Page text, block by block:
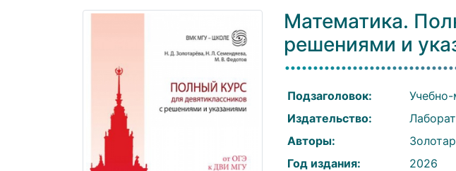
Математика.
решениями и
Подзаголовок:
Издательство:
Авторы:
Год издания:
2026